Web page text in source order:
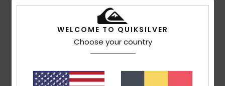
Reviews van klanten
Gemiddelde score
WELCOME TO QUIKSILVER
Choose your country